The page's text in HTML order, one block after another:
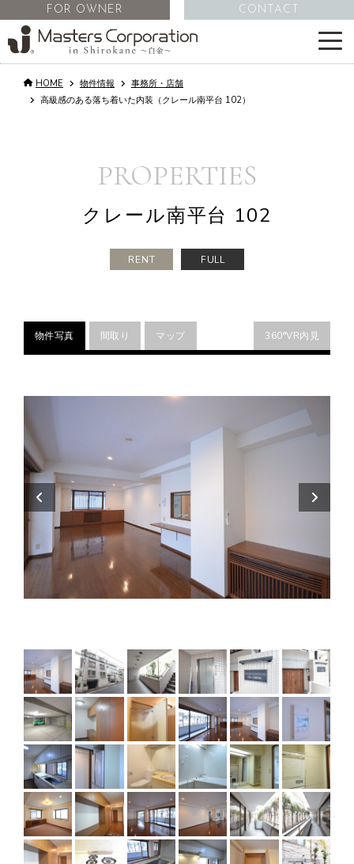
サービス
不動産管理
採用情報
FOR OWNER CONTACT
HOME 物件情報
事務所・店舗
高級感のある落ち着いた内装（クレール南平台 102）
PROPERTIES
クレール南平台 102
RENT FULL
物件写真 間取り マップ 360°VR内見